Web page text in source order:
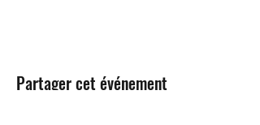
Partager cet événement